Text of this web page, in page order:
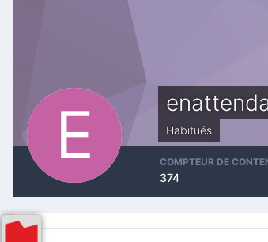
Habitués
COMPTEUR DE
374